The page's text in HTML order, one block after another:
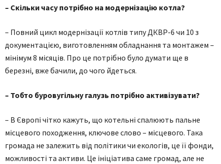
– Скільки часу потрібно на модернізацію котла?
– Повний цикл модернізації котлів типу ДКВР-6 чи 10 з
документацією, виготовленням обладнання та монтажем –
мінімум 8 місяців. Про це потрібно було думати ще в
березні, вже бачили, до чого йдеться.
– Тобто буровугільну галузь потрібно активізувати?
– В Європі чітко кажуть, що котельні спалюють пальне
місцевого походження, ключове слово – місцевого. Така
громада не залежить від політики чи екологів, це її фонди,
можливості та активи. Це ініціатива саме громад, але не